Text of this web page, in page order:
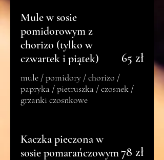
Mule w sosie
pomidorowym z
chorizo (tylko w
czwartek i piątek)
mule / pomidory / chorizo /
papryka / pietruszka / czosnek /
grzanki czosnkowe
65 zł
Kaczka pieczona w
sosie pomarańczowym78 zł